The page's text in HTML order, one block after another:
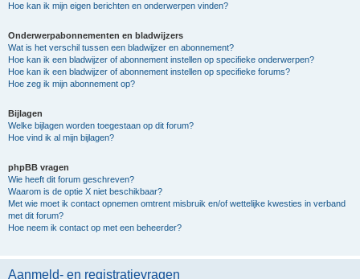
Hoe kan ik mijn eigen berichten en onderwerpen vinden?
Onderwerpabonnementen en bladwijzers
Wat is het verschil tussen een bladwijzer en abonnement?
Hoe kan ik een bladwijzer of abonnement instellen op specifieke onderwerpen?
Hoe kan ik een bladwijzer of abonnement instellen op specifieke forums?
Hoe zeg ik mijn abonnement op?
Bijlagen
Welke bijlagen worden toegestaan op dit forum?
Hoe vind ik al mijn bijlagen?
phpBB vragen
Wie heeft dit forum geschreven?
Waarom is de optie X niet beschikbaar?
Met wie moet ik contact opnemen omtrent misbruik en/of wettelijke kwesties in verband
met dit forum?
Hoe neem ik contact op met een beheerder?
Aanmeld- en registratievragen